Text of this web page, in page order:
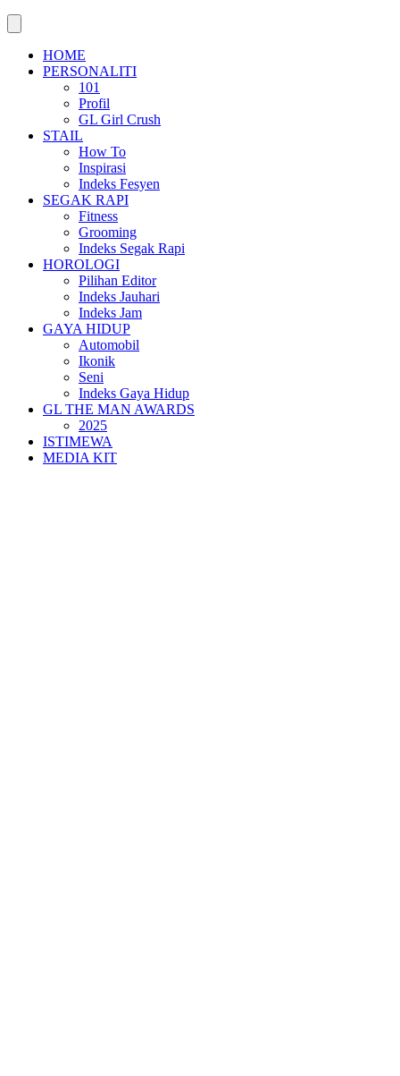
HOME
PERSONALITI
101
Profil
GL Girl Crush
STAIL
How To
Inspirasi
Indeks Fesyen
SEGAK RAPI
Fitness
Grooming
Indeks Segak Rapi
HOROLOGI
Pilihan Editor
Indeks Jauhari
Indeks Jam
GAYA HIDUP
Automobil
Ikonik
Seni
Indeks Gaya Hidup
GL THE MAN AWARDS
2025
ISTIMEWA
MEDIA KIT